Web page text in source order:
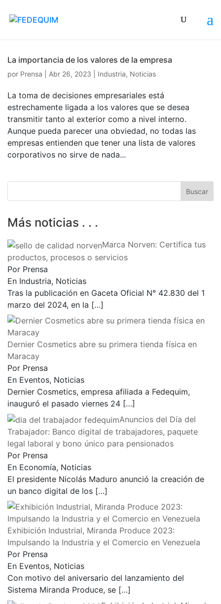
La importancia de los valores de la empresa
por Prensa Abr 26, 2023 Industria, Noticias
La toma de decisiones empresariales está
estrechamente ligada a los valores que se desea
transmitir tanto al exterior como a nivel interno.
Aunque pueda parecer una obviedad, no todas las
empresas entienden que tener una lista de valores
corporativos no sirve de nada...
Más noticias . . .
Marca Norven: Certifica tus
productos, procesos o servicios
Por Prensa
En Industria, Noticias
Tras la publicación en Gaceta Oficial N° 42.830 del 1
marzo del 2024, en la […]
Dernier Cosmetics abre su primera tienda física en
Maracay
Por Prensa
En Eventos, Noticias
Dernier Cosmetics, empresa afiliada a Fedequim,
inauguró el pasado viernes 24 […]
Anuncios del Día del
Trabajador: Banco digital de trabajadores, paquete
legal laboral y bono único para pensionados
Por Prensa
En Economía, Noticias
El presidente Nicolás Maduro anunció la creación de
un banco digital de los […]
Exhibición Industrial, Miranda Produce 2023:
Impulsando la Industria y el Comercio en Venezuela
Por Prensa
En Eventos, Noticias
Con motivo del aniversario del lanzamiento del
Sistema Miranda Produce, se […]